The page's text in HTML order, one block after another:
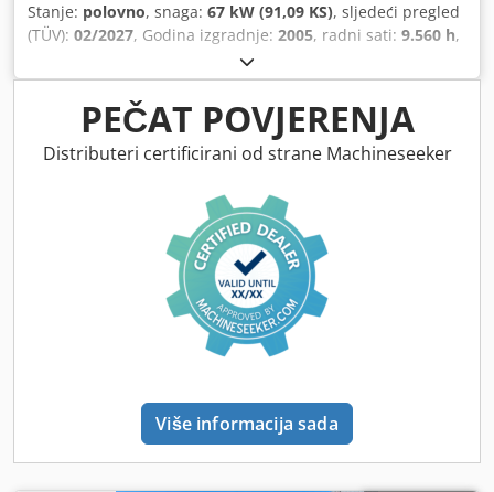
Stanje: polovno, snaga: 67 kW (91,09 KS), sljedeći pregled
(TÜV): 02/2027, Godina izgradnje: 2005, radni sati: 9.560 h,
kabina, klima-uređaj, pogon na sve točkove
PEČAT POVJERENJA
Distributeri certificirani od strane Machineseeker
Više informacija sada